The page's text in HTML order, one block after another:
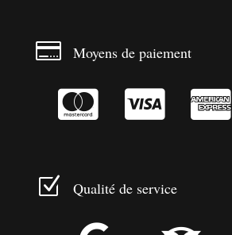
 Moyens de paiement
  
Z Qualité de service